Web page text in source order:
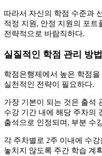
따라서 자신의 학점 수준과
적정 지원, 안정 지원의 포트
전략적으로 바람직하다.
실질적인 학점 관리 방법
학점은행제에서 높은 학점
실천적인 전략이 필요하다.
가장 기본이 되는 것은 출석
수강 기간 내에 해당 주차의
출석으로 인정되며, 부분 수
각 주차별로 2주 이내에 수
놓치지 않도록 주간 학습 계